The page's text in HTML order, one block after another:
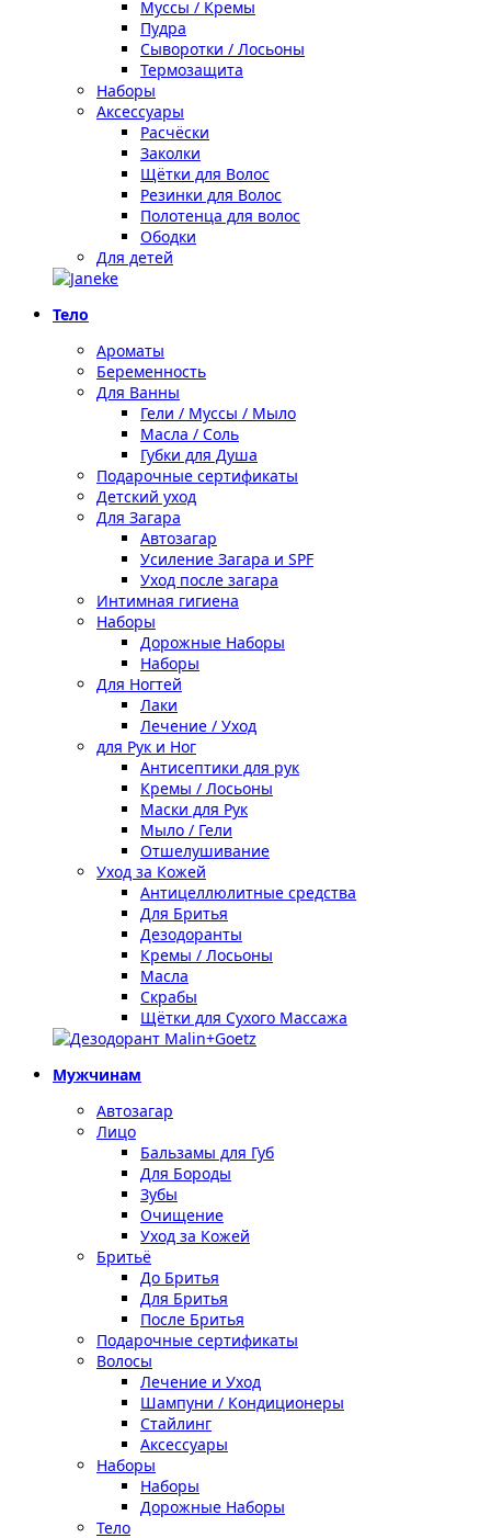
Муссы / Кремы
Пудра
Сыворотки / Лосьоны
Термозащита
Наборы
Аксессуары
Расчёски
Заколки
Щётки для Волос
Резинки для Волос
Полотенца для волос
Ободки
Для детей
Тело
Ароматы
Беременность
Для Ванны
Гели / Муссы / Мыло
Масла / Соль
Губки для Душа
Подарочные сертификаты
Детский уход
Для Загара
Автозагар
Усиление Загара и SPF
Уход после загара
Интимная гигиена
Наборы
Дорожные Наборы
Наборы
Для Ногтей
Лаки
Лечение / Уход
для Рук и Ног
Антисептики для рук
Кремы / Лосьоны
Маски для Рук
Мыло / Гели
Отшелушивание
Уход за Кожей
Антицеллюлитные средства
Для Бритья
Дезодоранты
Кремы / Лосьоны
Масла
Скрабы
Щётки для Сухого Массажа
Мужчинам
Автозагар
Лицо
Бальзамы для Губ
Для Бороды
Зубы
Очищение
Уход за Кожей
Бритьё
До Бритья
Для Бритья
После Бритья
Подарочные сертификаты
Волосы
Лечение и Уход
Шампуни / Кондиционеры
Стайлинг
Аксессуары
Наборы
Наборы
Дорожные Наборы
Тело